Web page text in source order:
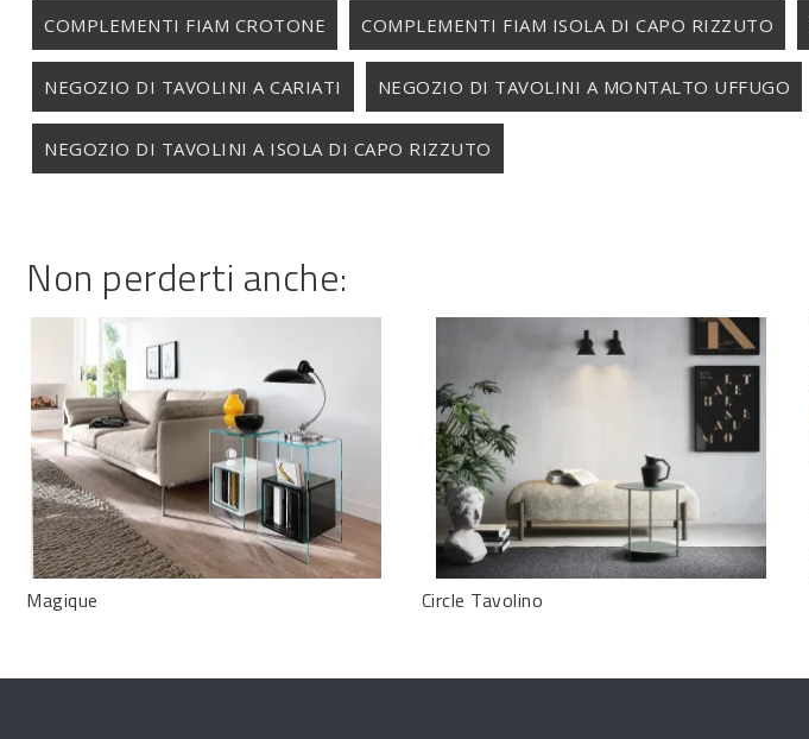
COMPLEMENTI FIAM CROTONE COMPLEMENTI FIAM ISOLA DI CAPO RIZZUTO
NEGOZIO DI TAVOLINI A CARIATI NEGOZIO DI TAVOLINI A MONTALTO UFFUGO
NEGOZIO DI TAVOLINI A ISOLA DI CAPO RIZZUTO
Non perderti anche:
Magique Circle Tavolino